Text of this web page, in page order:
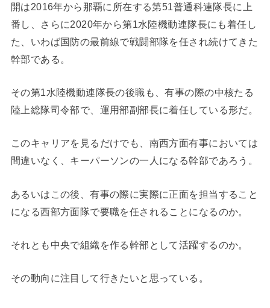
開は2016年から那覇に所在する第51普通科連隊長に上
番し、さらに2020年から第1水陸機動連隊長にも着任し
た、いわば国防の最前線で戦闘部隊を任され続けてきた
幹部である。
その第1水陸機動連隊長の後職も、有事の際の中核たる
陸上総隊司令部で、運用部副部長に着任している形だ。
このキャリアを見るだけでも、南西方面有事においては
間違いなく、キーパーソンの一人になる幹部であろう。
あるいはこの後、有事の際に実際に正面を担当すること
になる西部方面隊で要職を任されることになるのか。
それとも中央で組織を作る幹部として活躍するのか。
その動向に注目して行きたいと思っている。